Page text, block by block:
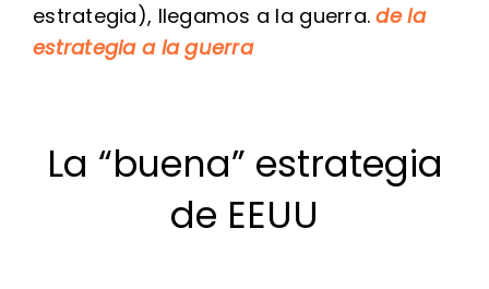
estrategia), llegamos a la guerra.de la
estrategia a la guerra
La “buena” estrategia
de EEUU